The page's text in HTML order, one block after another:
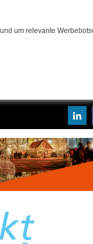
um relevante